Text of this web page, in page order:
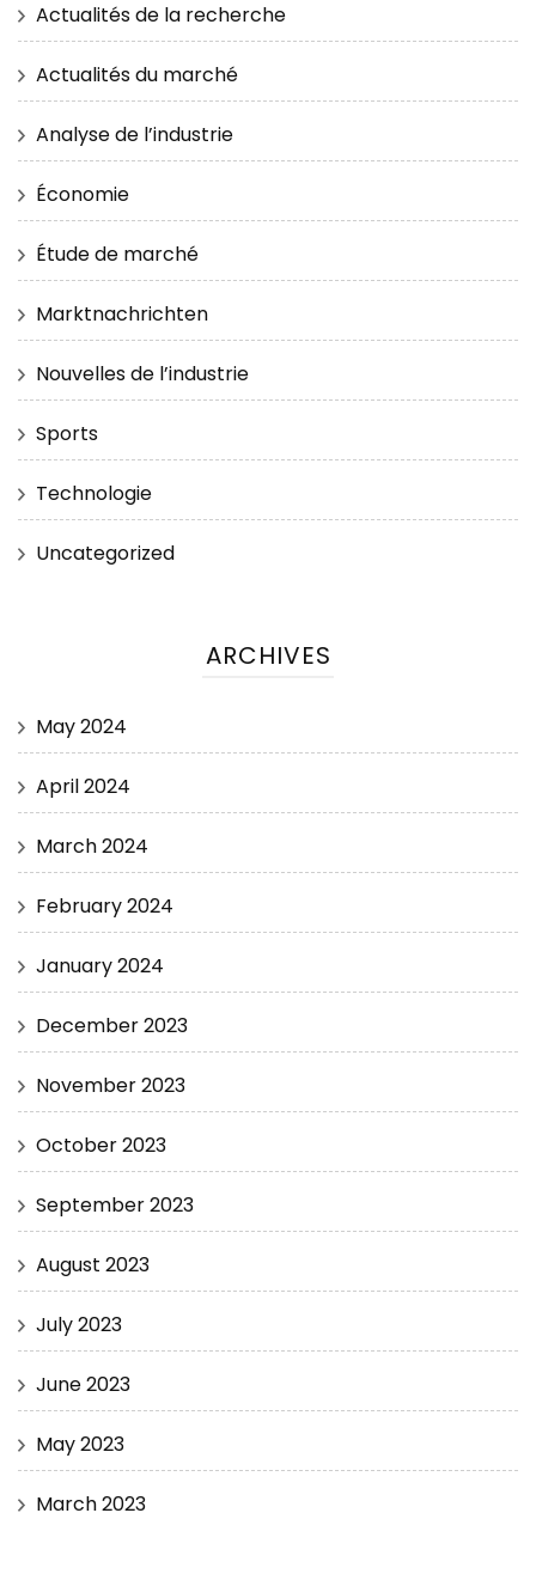
Actualités de la recherche
Actualités du marché
Analyse de l’industrie
Économie
Étude de marché
Marktnachrichten
Nouvelles de l’industrie
Sports
Technologie
Uncategorized
ARCHIVES
May 2024
April 2024
March 2024
February 2024
January 2024
December 2023
November 2023
October 2023
September 2023
August 2023
July 2023
June 2023
May 2023
March 2023